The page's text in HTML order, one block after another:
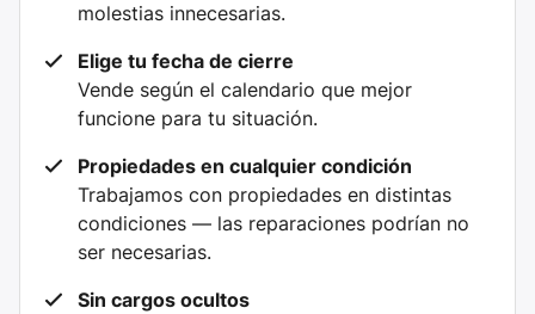
molestias innecesarias.
Elige tu fecha de cierre
Vende según el calendario que mejor
funcione para tu situación.
Propiedades en cualquier condición
Trabajamos con propiedades en distintas
condiciones — las reparaciones podrían no
ser necesarias.
Sin cargos ocultos